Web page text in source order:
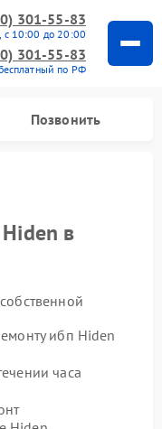
301-55-83
с 10:00 до 20:00
301-55-83
по РФ
Позвонить
в
ибп Hiden
часа